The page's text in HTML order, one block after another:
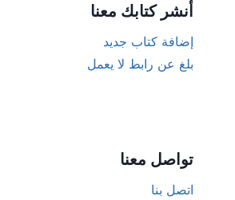
أنشر كتابك معنا
إضافة كتاب جديد
بلغ عن رابط لا يعمل
تواصل معنا
اتصل بنا